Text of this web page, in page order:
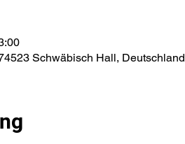
Schwäbisch Hall, Deutschland